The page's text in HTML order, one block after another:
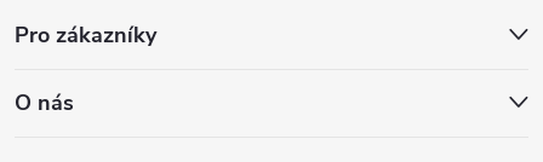
Pro zákazníky
O nás